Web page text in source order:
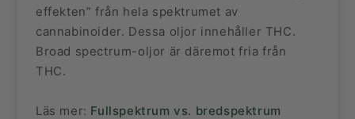
effekten” från hela spektrumet av
cannabinoider. Dessa oljor innehåller THC.
Broad spectrum-oljor är däremot fria från
THC.
Läs mer: Fullspektrum vs. bredspektrum